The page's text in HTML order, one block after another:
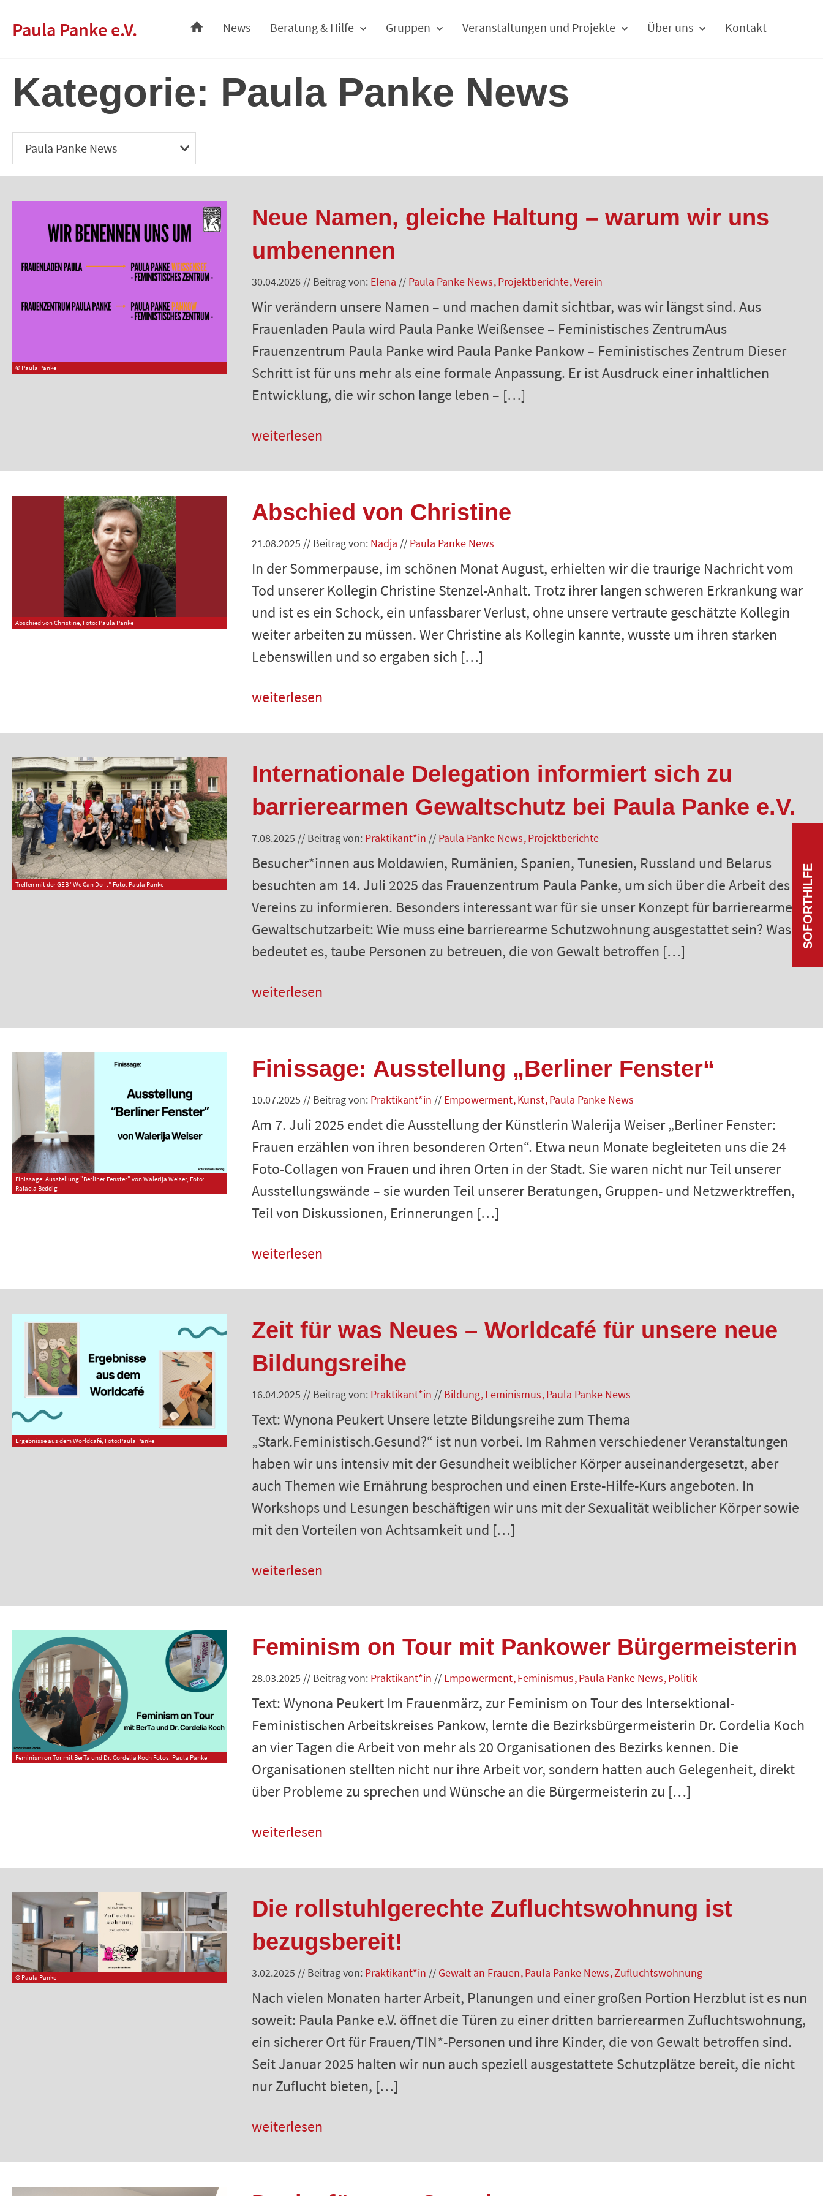
Paula Panke e.V. News Beratung & Hilfe Gruppen Veranstaltungen und Projekte Über uns Kontakt
Kategorie: Paula Panke News
© Paula Panke
Neue Namen, gleiche Haltung – warum wir uns
umbenennen
30.04.2026 // Beitrag von: Elena // Paula Panke News Projektberichte Verein
Wir verändern unsere Namen – und machen damit sichtbar, was wir längst sind. Aus
Frauenladen Paula wird Paula Panke Weißensee – Feministisches ZentrumAus
Frauenzentrum Paula Panke wird Paula Panke Pankow – Feministisches Zentrum Dieser
Schritt ist für uns mehr als eine formale Anpassung. Er ist Ausdruck einer inhaltlichen
Entwicklung, die wir schon lange leben – […]
weiterlesen
Abschied von Christine, Foto: Paula Panke
Abschied von Christine
21.08.2025 // Beitrag von: Nadja // Paula Panke News
In der Sommerpause, im schönen Monat August, erhielten wir die traurige Nachricht vom
Tod unserer Kollegin Christine Stenzel-Anhalt. Trotz ihrer langen schweren Erkrankung war
und ist es ein Schock, ein unfassbarer Verlust, ohne unsere vertraute geschätzte Kollegin
weiter arbeiten zu müssen. Wer Christine als Kollegin kannte, wusste um ihren starken
Lebenswillen und so ergaben sich […]
weiterlesen
Treffen mit der GEB "We Can Do It" Foto: Paula Panke
Internationale Delegation informiert sich zu
barrierearmen Gewaltschutz bei Paula Panke e.V.
7.08.2025 // Beitrag von: Praktikant*in // Paula Panke News Projektberichte
Besucher*innen aus Moldawien, Rumänien, Spanien, Tunesien, Russland und Belarus
besuchten am 14. Juli 2025 das Frauenzentrum Paula Panke, um sich über die Arbeit des
Vereins zu informieren. Besonders interessant war für sie unser Konzept für barrierearme
Gewaltschutzarbeit: Wie muss eine barrierearme Schutzwohnung ausgestattet sein? Was
bedeutet es, taube Personen zu betreuen, die von Gewalt betroffen […]
weiterlesen
Finissage: Ausstellung "Berliner Fenster" von Walerija Weiser, Foto:
Rafaela Beddig
Finissage: Ausstellung „Berliner Fenster“
10.07.2025 // Beitrag von: Praktikant*in // Empowerment Kunst Paula Panke News
Am 7. Juli 2025 endet die Ausstellung der Künstlerin Walerija Weiser „Berliner Fenster:
Frauen erzählen von ihren besonderen Orten“. Etwa neun Monate begleiteten uns die 24
Foto-Collagen von Frauen und ihren Orten in der Stadt. Sie waren nicht nur Teil unserer
Ausstellungswände – sie wurden Teil unserer Beratungen, Gruppen- und Netzwerktreffen,
Teil von Diskussionen, Erinnerungen […]
weiterlesen
Ergebnisse aus dem Worldcafé, Foto:Paula Panke
Zeit für was Neues – Worldcafé für unsere neue
Bildungsreihe
16.04.2025 // Beitrag von: Praktikant*in // Bildung Feminismus Paula Panke News
Text: Wynona Peukert Unsere letzte Bildungsreihe zum Thema
„Stark.Feministisch.Gesund?“ ist nun vorbei. Im Rahmen verschiedener Veranstaltungen
haben wir uns intensiv mit der Gesundheit weiblicher Körper auseinandergesetzt, aber
auch Themen wie Ernährung besprochen und einen Erste-Hilfe-Kurs angeboten. In
Workshops und Lesungen beschäftigen wir uns mit der Sexualität weiblicher Körper sowie
mit den Vorteilen von Achtsamkeit und […]
weiterlesen
Feminism on Tor mit BerTa und Dr. Cordelia Koch Fotos: Paula Panke
Feminism on Tour mit Pankower Bürgermeisterin
28.03.2025 // Beitrag von: Praktikant*in // Empowerment Feminismus Paula Panke News Politik
Text: Wynona Peukert Im Frauenmärz, zur Feminism on Tour des Intersektional-
Feministischen Arbeitskreises Pankow, lernte die Bezirksbürgermeisterin Dr. Cordelia Koch
an vier Tagen die Arbeit von mehr als 20 Organisationen des Bezirks kennen. Die
Organisationen stellten nicht nur ihre Arbeit vor, sondern hatten auch Gelegenheit, direkt
über Probleme zu sprechen und Wünsche an die Bürgermeisterin zu […]
weiterlesen
© Paula Panke
Die rollstuhlgerechte Zufluchtswohnung ist
bezugsbereit!
3.02.2025 // Beitrag von: Praktikant*in // Gewalt an Frauen Paula Panke News Zufluchtswohnung
Nach vielen Monaten harter Arbeit, Planungen und einer großen Portion Herzblut ist es nun
soweit: Paula Panke e.V. öffnet die Türen zu einer dritten barrierearmen Zufluchtswohnung,
ein sicherer Ort für Frauen/TIN*-Personen und ihre Kinder, die von Gewalt betroffen sind.
Seit Januar 2025 halten wir nun auch speziell ausgestattete Schutzplätze bereit, die nicht
nur Zuflucht bieten, […]
weiterlesen
SOFORTHILFE